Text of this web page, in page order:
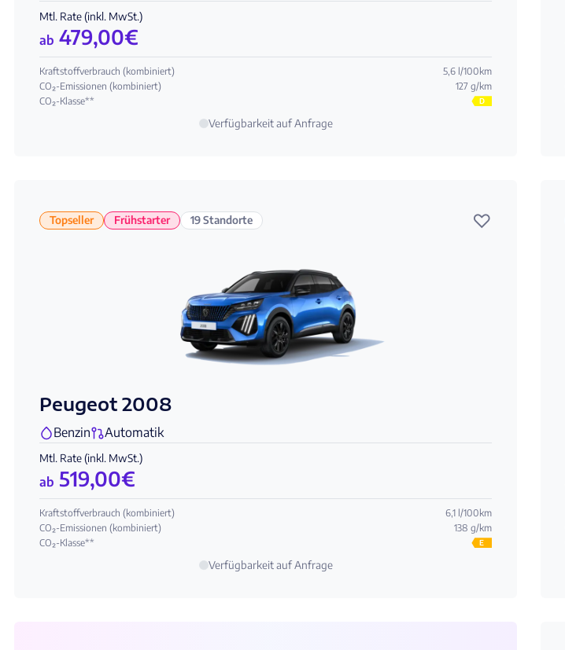
Mtl. Rate (inkl. MwSt.)
ab 479,00€
Kraftstoffverbrauch (kombiniert)
5,6 l/100km
CO₂-Emissionen (kombiniert)
127 g/km
CO₂-Klasse**
D
Verfügbarkeit auf Anfrage
Topseller Frühstarter 19 Standorte ♡
Peugeot 2008
Benzin Automatik
Mtl. Rate (inkl. MwSt.)
ab 519,00€
Kraftstoffverbrauch (kombiniert)
6,1 l/100km
CO₂-Emissionen (kombiniert)
138 g/km
CO₂-Klasse**
E
Verfügbarkeit auf Anfrage